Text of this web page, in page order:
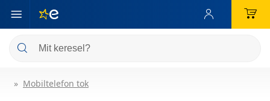
Mobiltelefon tok